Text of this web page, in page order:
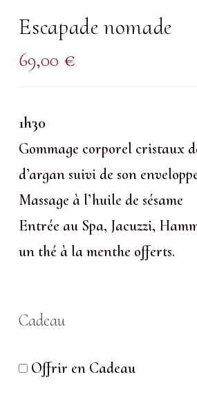
Escapade nomade
69,00 €
1h30
Gommage corporel cristaux
d’argan suivi de son
Massage à l’huile de sésame
Entrée au Spa, Jacuzzi,
un thé à la menthe offerts.
Cadeau
Offrir en Cadeau